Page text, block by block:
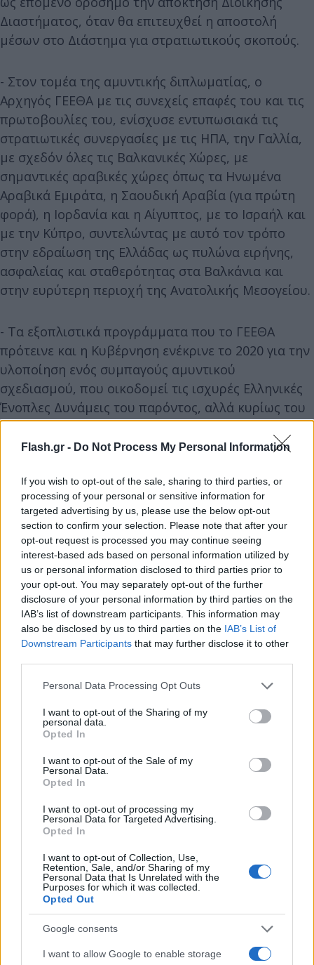
Flash.gr - Do Not Process My Personal Information
If you wish to opt-out of the sale, sharing to third parties, or
processing of your personal or sensitive information for
targeted advertising by us, please use the below opt-out
section to confirm your selection. Please note that after your
opt-out request is processed you may continue seeing
interest-based ads based on personal information utilized by
us or personal information disclosed to third parties prior to
your opt-out. You may separately opt-out of the further
disclosure of your personal information by third parties on the
IAB’s list of downstream participants. This information may
also be disclosed by us to third parties on the IAB’s List of
Downstream Participants that may further disclose it to other
Please note that this website/app uses one or more Google
not limited to your visit or usage behaviour. You may click to
grant or deny consent to Google and its third-party tags to
use your data for below specified purposes in below Google
consent section.
Personal Data Processing Opt Outs
I want to opt-out of the Sharing of my
personal data.
Opted In
I want to opt-out of the Sale of my
Personal Data.
Opted In
I want to opt-out of processing my
Personal Data for Targeted Advertising.
Opted In
I want to opt-out of Collection, Use,
Retention, Sale, and/or Sharing of my
Personal Data that Is Unrelated with the
Purposes for which it was collected.
Opted Out
Google consents
I want to allow Google to enable storage
Διαστήματος, όταν θα επιτευχθεί η αποστολή
μέσων στο Διάστημα για στρατιωτικούς σκοπούς.
- Στον τομέα της αμυντικής διπλωματίας, ο
Αρχηγός ΓΕΕΘΑ με τις συνεχείς επαφές του και τις
πρωτοβουλίες του, ενίσχυσε εντυπωσιακά τις
στρατιωτικές συνεργασίες με τις ΗΠΑ, την Γαλλία,
με σχεδόν όλες τις Βαλκανικές Χώρες, με
σημαντικές αραβικές χώρες όπως τα Ηνωμένα
Αραβικά Εμιράτα, η Σαουδική Αραβία (για πρώτη
φορά), η Ιορδανία και η Αίγυπτος, με το Ισραήλ και
με την Κύπρο, συντελώντας με αυτό τον τρόπο
στην εδραίωση της Ελλάδας ως πυλώνα ειρήνης,
ασφαλείας και σταθερότητας στα Βαλκάνια και
στην ευρύτερη περιοχή της Ανατολικής Μεσογείου.
- Τα εξοπλιστικά προγράμματα που το ΓΕΕΘΑ
πρότεινε και η Κυβέρνηση ενέκρινε το 2020 για την
υλοποίηση ενός συμπαγούς αμυντικού
σχεδιασμού, που οικοδομεί τις ισχυρές Ελληνικές
Ένοπλες Δυνάμεις του παρόντος, αλλά κυρίως του
μέλλοντος, με ένα εξοπλιστικό πρόγραμμα
φιλόδοξο μεν, αλλά μακρόπνοο και προσεκτικά
ορίζοντα 15ετίας και πλέον. Αναφέρθηκε εμφατικά
στα πραγματικά εντυπωσιακά στοιχεία
προετοιμασίας και ολοκλήρωσης εκατοντάδων
εξοπλιστικών προγραμμάτων που βρίσκονται στα
διάφορα στάδια ωρίμανσης και απένειμε τα εύσημα
στο προσωπικό που τα ΄΄τρέχει΄΄ και τα χειρίζεται.
- Αναφέρθηκε στη διαδικασία ενίσχυσης του
ανθρώπινου δυναμικού που εγκρίθηκε από την
αυξήσει κατά σχεδόν 30% τους σπουδαστές τους,
ενώ συνεχίζεται η πρόσληψη των 15.580 ΕΠΟΠ εν
συνόλω για την πενταετία 2020-25.
- Ευχάριστη έκπληξη προκάλεσε η αναφορά του
στην εισαγωγή της νέας στολής παραλλαγής, για
όλους τους Κλάδους των Ενόπλων Δυνάμεων, κάτι
που απεφασίσθη από το ΓΕΕΘΑ το 2021 και τελικώς
καρποφόρησε και εγκρίθηκε πολύ πρόσφατα και
ήδη εφοδιάζονται μ’ αυτήν οι πρώτες Μονάδες.
- Δεν παρέλειψε να αναφερθεί στο ότι οι Ελληνικές
Ένοπλες Δυνάμεις τα τελευταία τέσσερα χρόνια
στάθηκαν με απαράμιλλη συνέπεια στο πλευρό της